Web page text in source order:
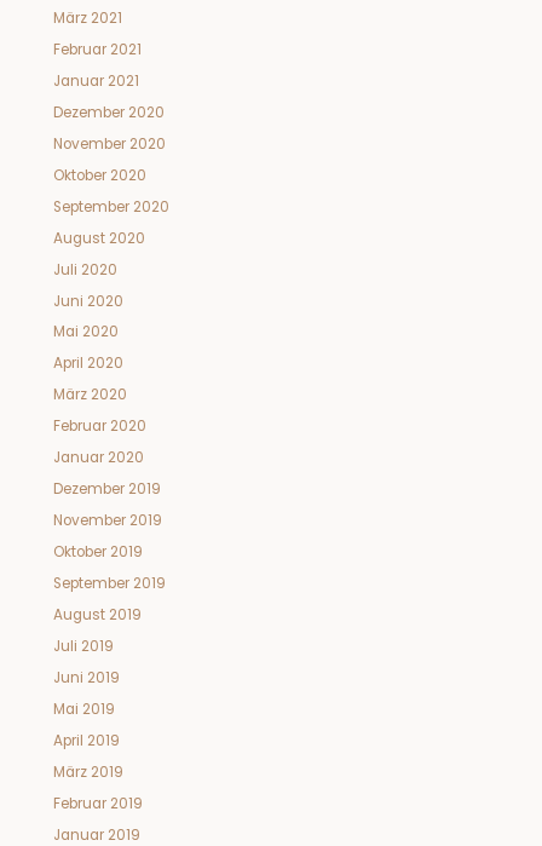
März 2021
Februar 2021
Januar 2021
Dezember 2020
November 2020
Oktober 2020
September 2020
August 2020
Juli 2020
Juni 2020
Mai 2020
April 2020
März 2020
Februar 2020
Januar 2020
Dezember 2019
November 2019
Oktober 2019
September 2019
August 2019
Juli 2019
Juni 2019
Mai 2019
April 2019
März 2019
Februar 2019
Januar 2019